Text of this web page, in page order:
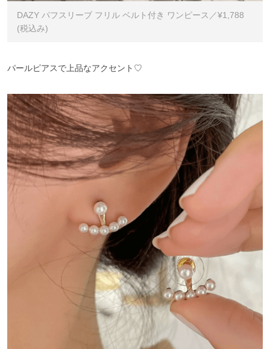
DAZY パフスリーブ フリル ベルト付き ワンピース／¥1,788
(税込み)
パールピアスで上品なアクセント♡